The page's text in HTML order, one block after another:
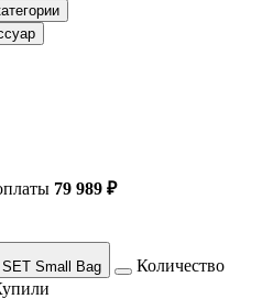
79 989 ₽
Small Bag
Количество